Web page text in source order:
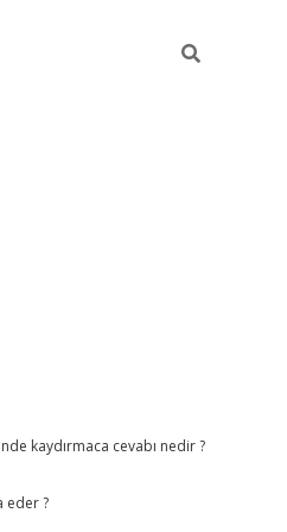
kaydırmaca cevabı nedir ?
eder ?